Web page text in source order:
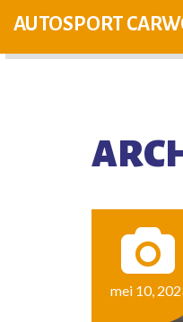
AUTOSPORT
mei 10,